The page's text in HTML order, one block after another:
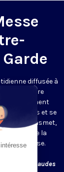
diffusée à
manière
confinement
et se
KTO retransmet,
Dame de la
et la messe.
avec laudes